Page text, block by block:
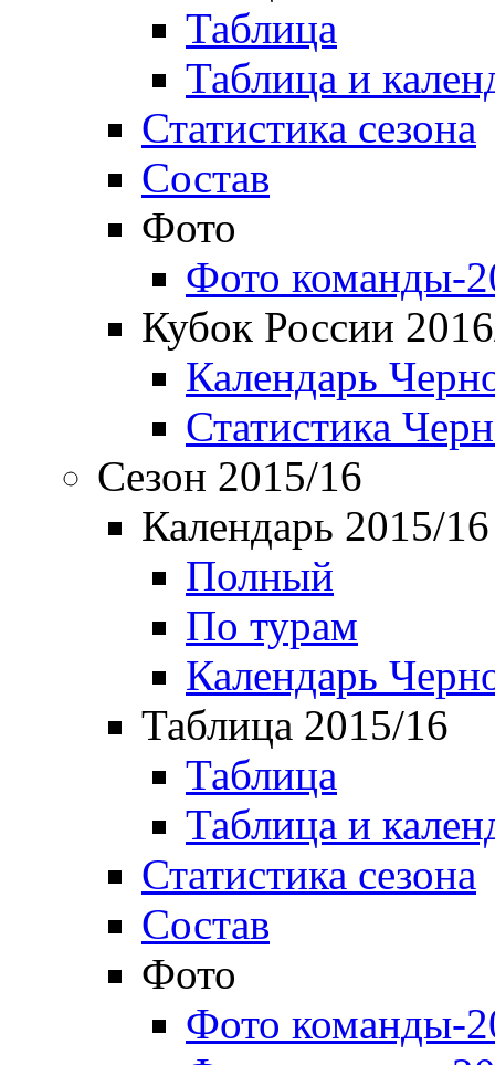
Таблица
Таблица и
Статистика сезона
Состав
Фото
Фото команды-
Кубок России
Календарь
Статистика
Сезон 2015/16
Календарь 2015/16
Полный
По турам
Календарь
Таблица 2015/16
Таблица
Таблица и
Статистика сезона
Состав
Фото
Фото команды-